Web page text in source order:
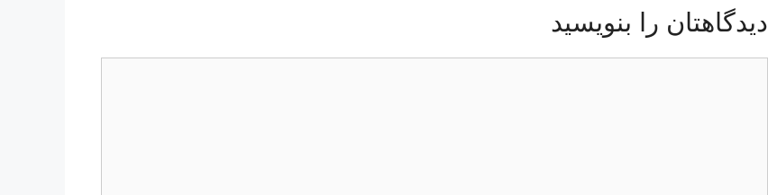
دیدگاهتان را بنویسید